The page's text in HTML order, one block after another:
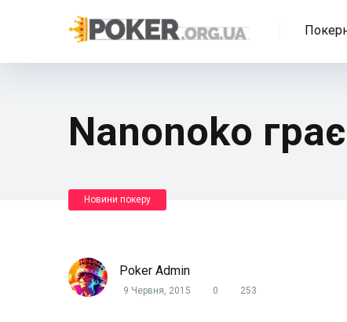
Nanonoko
Новини покеру
Poker Admin
9 Червня, 2015 0 253